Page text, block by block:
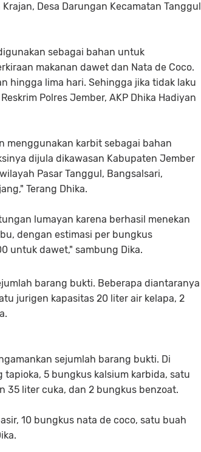
Desa Darungan Kecamatan Tanggul
sebagai bahan untuk
makanan dawet dan Nata de Coco.
hingga lima hari. Sehingga jika tidak laku
Polres Jember, AKP Dhika Hadiyan
menggunakan karbit sebagai bahan
dijula dikawasan Kabupaten Jember
Pasar Tanggul, Bangsalsari,
Terang Dhika.
lumayan karena berhasil menekan
dengan estimasi per bungkus
untuk dawet," sambung Dika.
barang bukti. Beberapa diantaranya
jurigen kapasitas 20 liter air kelapa, 2
sejumlah barang bukti. Di
5 bungkus kalsium karbida, satu
35 liter cuka, dan 2 bungkus benzoat.
10 bungkus nata de coco, satu buah